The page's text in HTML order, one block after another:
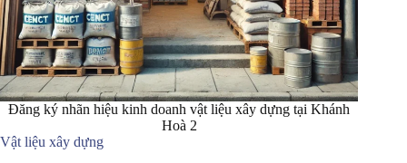
Đăng ký nhãn hiệu kinh doanh vật liệu xây dựng tại Khánh
Hoà 2
Vật liệu xây dựng